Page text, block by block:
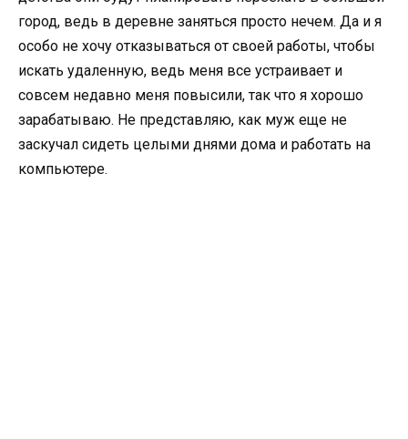
город, ведь в деревне заняться просто нечем. Да и я
особо не хочу отказываться от своей работы, чтобы
искать удаленную, ведь меня все устраивает и
совсем недавно меня повысили, так что я хорошо
зарабатываю. Не представляю, как муж еще не
заскучал сидеть целыми днями дома и работать на
компьютере.